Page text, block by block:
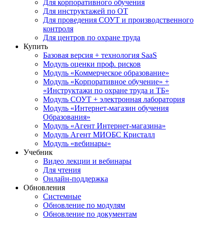
Для корпоративного обучения
Для инструктажей по ОТ
Для проведения СОУТ и производственного
контроля
Для центров по охране труда
Купить
Базовая версия + технология SaaS
Модуль оценки проф. рисков
Модуль «Коммерческое образование»
Модуль «Корпоративное обучение» +
«Инструктажи по охране труда и ТБ»
Модуль СОУТ + электронная лаборатория
Модуль «Интернет-магазин обучения
Образования»
Модуль «Агент Интернет-магазина»
Модуль Агент МИОБС Кристалл
Модуль «вебинары»
Учебник
Видео лекции и вебинары
Для чтения
Онлайн-поддержка
Обновления
Системные
Обновление по модулям
Обновление по документам